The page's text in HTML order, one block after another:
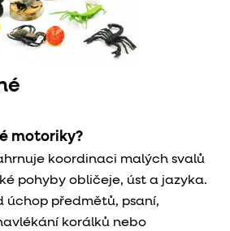
motoriky?
koordinaci malých svalů
pohyby obličeje, úst a jazyka.
úchop předmětů, psaní,
korálků nebo